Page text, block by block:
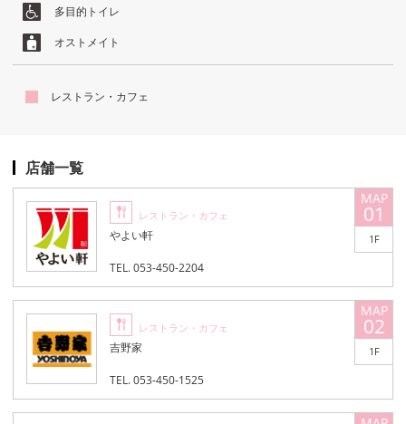
多目的トイレ
オストメイト
レストラン・カフェ
店舗一覧
レストラン・カフェ 01
1F
やよい軒
TEL. 053-450-2204
レストラン・カフェ 02
1F
吉野家
TEL. 053-450-1525